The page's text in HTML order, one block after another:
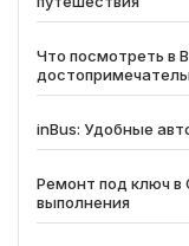
Что посмотреть в
inBus: Удобные
Ремонт под ключ в
выполнения